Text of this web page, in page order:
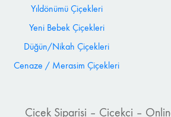
Yıldönümü Çiçekleri
Yeni Bebek Çiçekleri
Düğün/Nikah Çiçekleri
Cenaze / Merasim Çiçekleri
Çiçek Siparişi – Çiçekçi –